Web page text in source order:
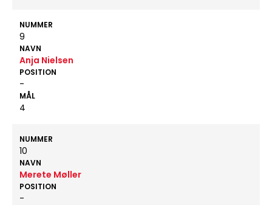
NUMMER
9
NAVN
Anja Nielsen
POSITION
-
MÅL
4
NUMMER
10
NAVN
Merete Møller
POSITION
-